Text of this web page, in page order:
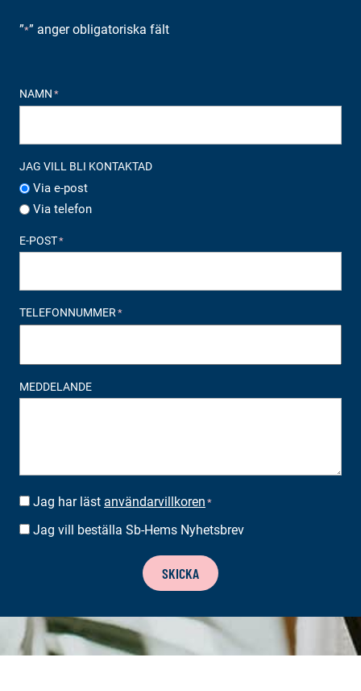
”*” anger obligatoriska fält
NAMN *
JAG VILL BLI KONTAKTAD
Via e-post
Via telefon
E-POST*
TELEFONNUMMER*
MEDDELANDE
SUOSTUMUS *
Jag har läst användarvillkoren *
BESTÄLLA
Jag vill beställa Sb-Hems Nyhetsbrev
SKICKA